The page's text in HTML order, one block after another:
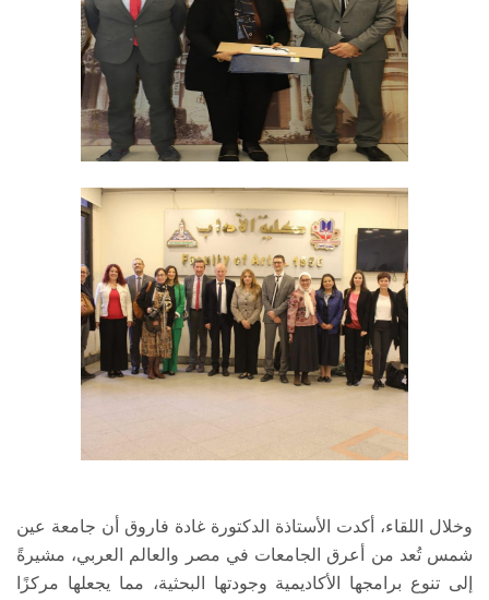
وخلال اللقاء، أكدت الأستاذة الدكتورة غادة فاروق أن جامعة عين
شمس تُعد من أعرق الجامعات في مصر والعالم العربي، مشيرةً
إلى تنوع برامجها الأكاديمية وجودتها البحثية، مما يجعلها مركزًا